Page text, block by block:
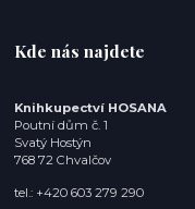
Kde nás najdete
Knihkupectví HOSANA
Poutní dům č. 1
Svatý Hostýn
768 72 Chvalčov
tel.: +420 603 279 290